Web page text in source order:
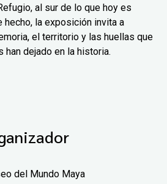
al sur de lo que hoy es
hecho, la exposición invita a
el territorio y las huellas que
dejado en la historia.
del Mundo Maya